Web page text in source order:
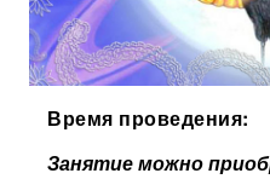
Время проведения:
Занятие можно